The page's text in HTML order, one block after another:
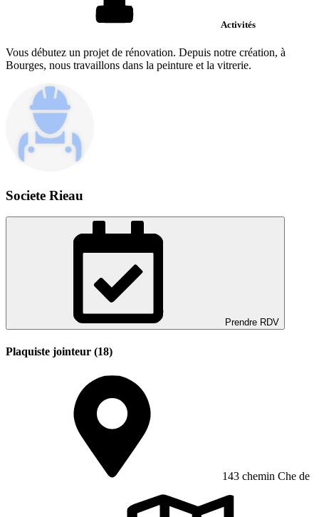
Activités
Vous débutez un projet de rénovation. Depuis notre création, à
Bourges, nous travaillons dans la peinture et la vitrerie.
Societe Rieau
Prendre RDV
Plaquiste jointeur (18)
143 chemin Che de